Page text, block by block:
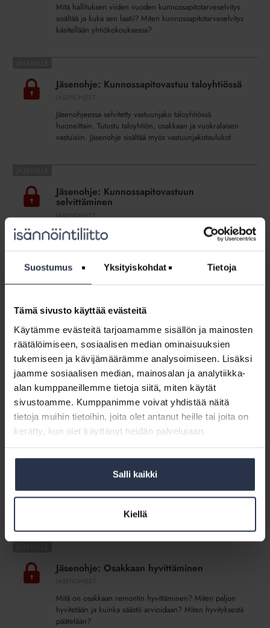
Suostumus Yksityiskohdat Tietoja
Tämä sivusto käyttää evästeitä
Käytämme evästeitä tarjoamamme sisällön ja mainosten
räätälöimiseen, sosiaalisen median ominaisuuksien
tukemiseen ja kävijämäärämme analysoimiseen. Lisäksi
jaamme sosiaalisen median, mainosalan ja analytiikka-
alan kumppaneillemme tietoja siitä, miten käytät
sivustoamme. Kumppanimme voivat yhdistää näitä
tietoja muihin tietoihin, joita olet antanut heille tai joita on
kerätty, kun olet käyttänyt heidän palvelujaan.
Salli kaikki
Kiellä
Mitä hallituksen viiden vuoden kunnossapitotarveselvitys
sisältää ja kuka sen laatii? Miten kunnossapitotarveselvitys
käsitellään yhtiökokouksessa?
Kunnossapitovastuu
taloyhtiössä
Jäsenohje: Kunnossapitovastuu taloyhtiössä
Jäsenohjeessa selvitetty vastuunjako taloyhtiössä
huoneittain. Tutustu taloyhtiön, osakkaan ja vuokralaisen
vastuisiin. Jäsenohje sisältää myös vastuunjakotaulukot.
Kunnossapitovastuun
selvittäminenJäsenohje: Kunnossapitovastuun
selvittäminen
JÄSENOHJEET
Mikä on isännöinnin rooli vian / vahingon
selvittämisessä? Miten kunnossapitovastuutilanteen
huoneistossaJäsenohje: Kuolema huoneistossa
Mikä on isännöinnin rooli taloyhtiön kuolemantapausten
selvittelyssä? Mitä tapahtuu, jos huoneistosta löytyy
kuollut henkilö? Mikä on kalmasiivous ja -korjaus?
Jäsenohje:
esteettömyyttä
parantavat
taloyhtiön
tiloissa
Jäsenohje: Osakkaan esteettömyyttä
parantavat muutostyöt taloyhtiön yhteisissä
tiloissa
Asunto-osakeyhtiölain muutos on laajentanut osakkaan
muutostyöoikeuden yhtiön tiloihin esteettömyyttä
parantavien muutosten osalta. Ohjeessa kerrotaan
lakimuutosten keskeinen sisältö ja vastataan asiaan
Osakkaan
hyvittäminenJäsenohje: Osakkaan hyvittäminen
Mitä on osakkaan remontin hyvittäminen? Miten paljon
hyvitetään ja kuinka säästö arvioidaan? Miten hyvityksestä
päätetään?